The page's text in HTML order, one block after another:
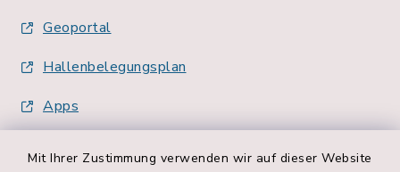
Mit Ihrer Zustimmung verwenden wir auf dieser Website
Geoportal
Hallenbelegungsplan
Apps